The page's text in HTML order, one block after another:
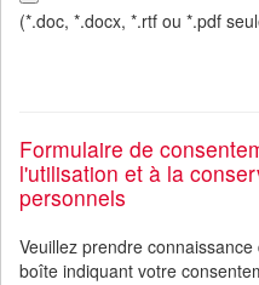
(*.doc, *.docx, *.rtf ou *.pdf
Formulaire de
l'utilisation et à la
personnels
Veuillez prendre
boîte indiquant votre